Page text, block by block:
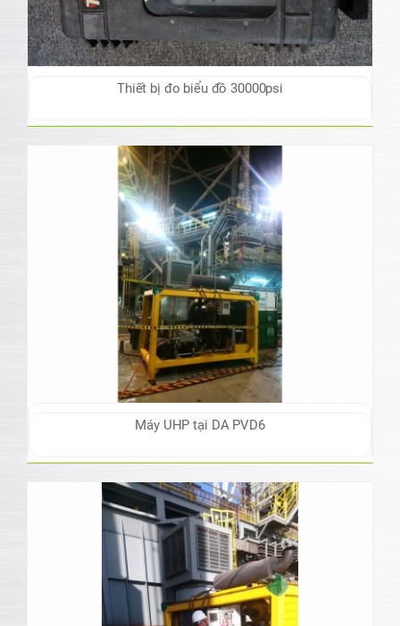
Thiết bị đo biểu đồ 30000psi
Máy UHP tại DA PVD6